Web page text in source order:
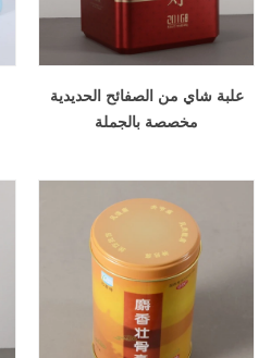
علبة شاي من الصفائح الحديدية
مخصصة بالجملة